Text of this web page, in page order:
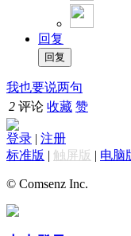
回复
我也要说两句
2 评论 收藏 赞
登录 | 注册
标准版 | 触屏版 | 电脑
© Comsenz Inc.